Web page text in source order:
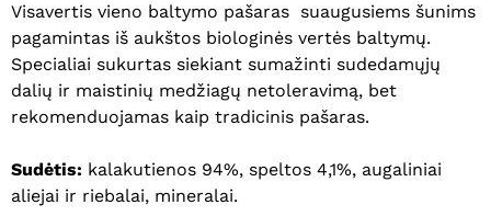
Visavertis vieno baltymo pašaras suaugusiems šunims
pagamintas iš aukštos biologinės vertės baltymų.
Specialiai sukurtas siekiant sumažinti sudedamųjų
dalių ir maistinių medžiagų netoleravimą, bet
rekomenduojamas kaip tradicinis pašaras.
Sudėtis: kalakutienos 94%, speltos 4,1%, augaliniai
aliejai ir riebalai, mineralai.